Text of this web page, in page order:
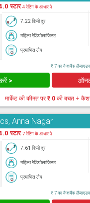
स्टार4 रेटिंग के आधार पे
7.22 किमी दूर
महिला रेडियोलाजिस्ट
प्रमाणित लैब
₹ 7 का कैशबैक
>
मार्केट की कीमत पर₹ 0की बचत +
Anna Nagar
स्टार7 रेटिंग के आधार पे
7.61 किमी दूर
महिला रेडियोलाजिस्ट
प्रमाणित लैब
₹ 7 का कैशबैक